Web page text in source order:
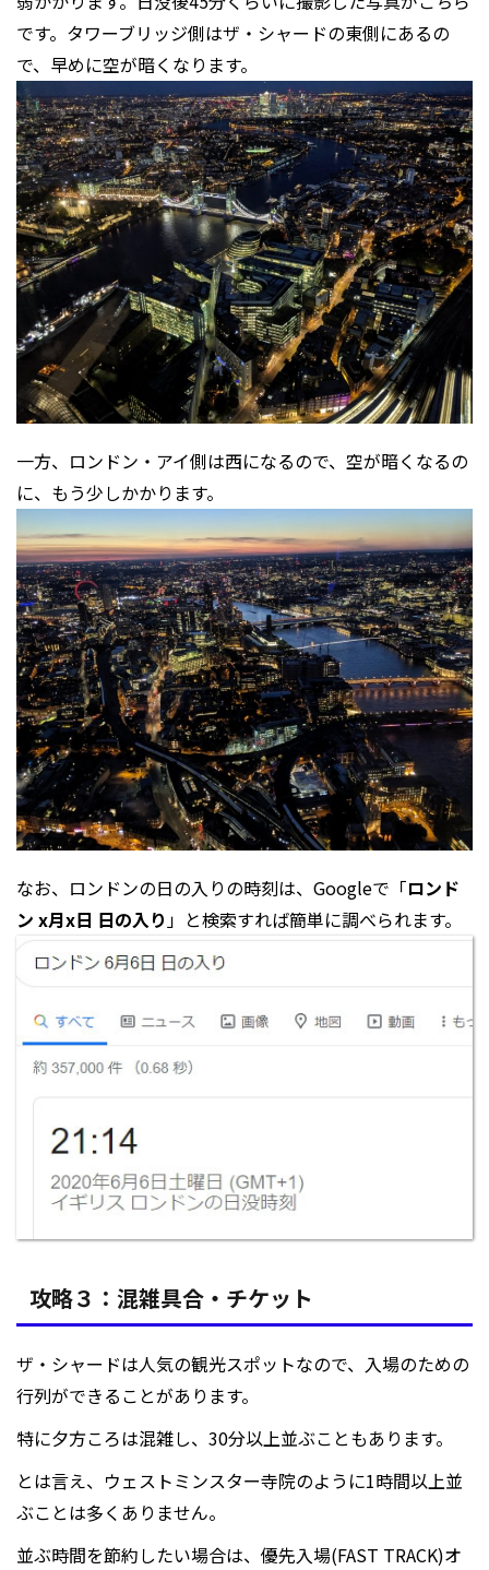
です。タワーブリッジ側はザ・シャードの東側にあるの
で、早めに空が暗くなります。
一方、ロンドン・アイ側は西になるので、空が暗くなるの
に、もう少しかかります。
なお、ロンドンの日の入りの時刻は、Googleで「ロンド
ン x月x日 日の入り」と検索すれば簡単に調べられます。
攻略３：混雑具合・チケット
ザ・シャードは人気の観光スポットなので、入場のための
行列ができることがあります。
特に夕方ころは混雑し、30分以上並ぶこともあります。
とは言え、ウェストミンスター寺院のように1時間以上並
ぶことは多くありません。
並ぶ時間を節約したい場合は、優先入場(FAST TRACK)オ